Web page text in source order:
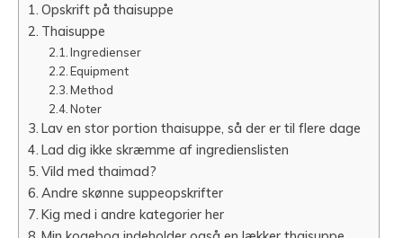
Opskrift på thaisuppe
Thaisuppe
Ingredienser
Equipment
Method
Noter
Lav en stor portion thaisuppe, så der er til flere dage
Lad dig ikke skræmme af ingredienslisten
Vild med thaimad?
Andre skønne suppeopskrifter
Kig med i andre kategorier her